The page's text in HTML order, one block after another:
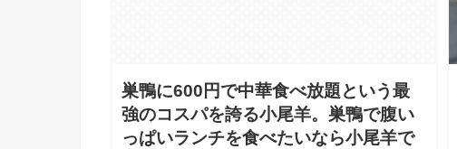
巣鴨に600円で中華食べ放題という最
強のコスパを誇る小尾羊。巣鴨で腹い
っぱいランチを食べたいなら小尾羊で